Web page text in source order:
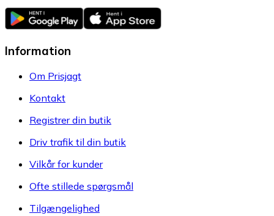
Information
Om Prisjagt
Kontakt
Registrer din butik
Driv trafik til din butik
Vilkår for kunder
Ofte stillede spørgsmål
Tilgængelighed